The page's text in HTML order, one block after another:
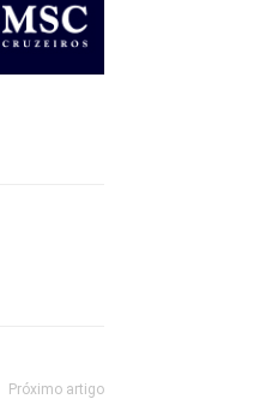
Próximo artigo